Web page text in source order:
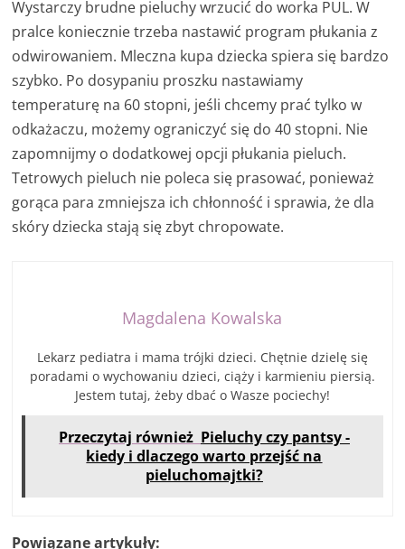
Wystarczy brudne pieluchy wrzucić do worka PUL. W
pralce koniecznie trzeba nastawić program płukania z
odwirowaniem. Mleczna kupa dziecka spiera się bardzo
szybko. Po dosypaniu proszku nastawiamy
temperaturę na 60 stopni, jeśli chcemy prać tylko w
odkażaczu, możemy ograniczyć się do 40 stopni. Nie
zapomnijmy o dodatkowej opcji płukania pieluch.
Tetrowych pieluch nie poleca się prasować, ponieważ
gorąca para zmniejsza ich chłonność i sprawia, że dla
skóry dziecka stają się zbyt chropowate.
Magdalena Kowalska
Lekarz pediatra i mama trójki dzieci. Chętnie dzielę się
poradami o wychowaniu dzieci, ciąży i karmieniu piersią.
Jestem tutaj, żeby dbać o Wasze pociechy!
Przeczytaj również Pieluchy czy pantsy -
kiedy i dlaczego warto przejść na
pieluchomajtki?
Powiązane artykuły: